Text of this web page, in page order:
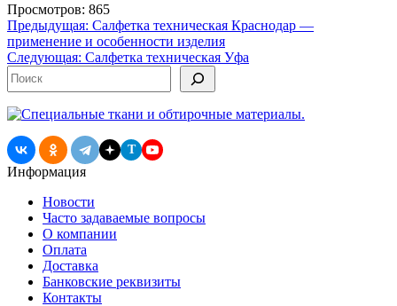
Просмотров: 865
Навигация
по
записям
Предыдущая: Салфетка техническая Краснодар —
применение и особенности изделия
Следующая: Салфетка техническая Уфа
Поиск
T
Информация
Новости
Часто задаваемые вопросы
О компании
Оплата
Доставка
Банковские реквизиты
Контакты